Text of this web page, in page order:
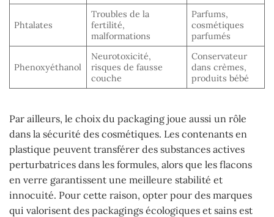
Phtalates
Troubles de la
fertilité,
malformations
Parfums,
cosmétiques
parfumés
Phenoxyéthanol
Neurotoxicité,
risques de fausse
couche
Conservateur
dans crèmes,
produits bébé
Par ailleurs, le choix du packaging joue aussi un rôle
dans la sécurité des cosmétiques. Les contenants en
plastique peuvent transférer des substances actives
perturbatrices dans les formules, alors que les flacons
en verre garantissent une meilleure stabilité et
innocuité. Pour cette raison, opter pour des marques
qui valorisent des packagings écologiques et sains est